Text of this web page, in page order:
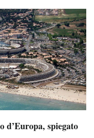
d’Europa, spiegato